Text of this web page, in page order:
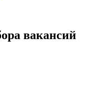
вакансий